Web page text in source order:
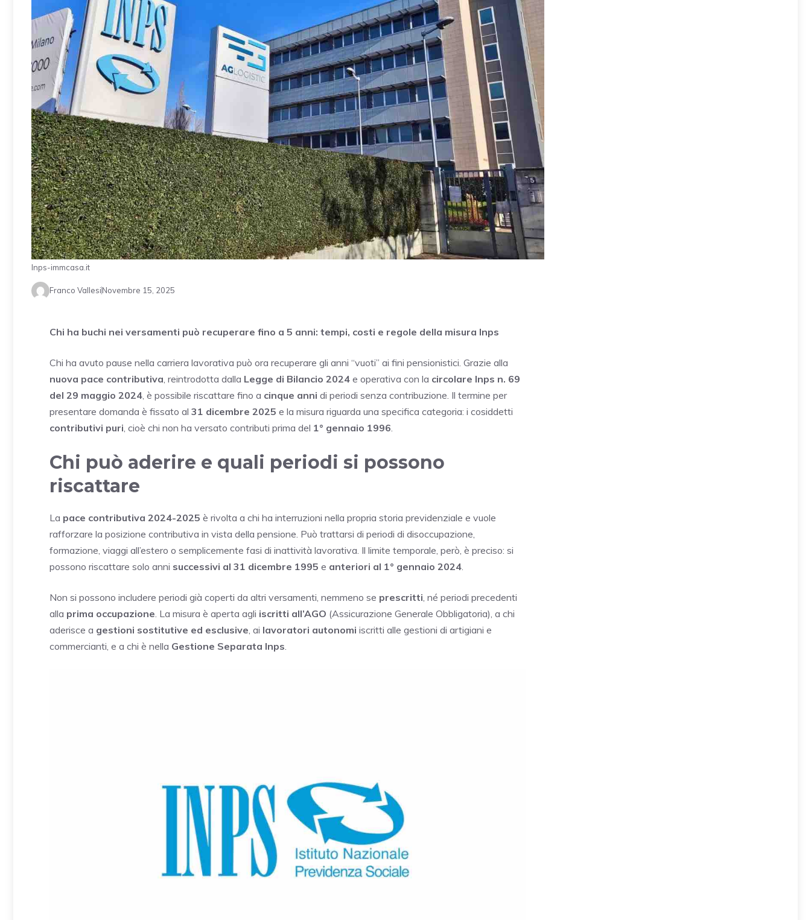
Inps-immcasa.it
Franco VallesiNovembre 15, 2025
Chi ha buchi nei versamenti può recuperare fino a 5 anni: tempi, costi e regole della misura Inps
Chi ha avuto pause nella carriera lavorativa può ora recuperare gli anni “vuoti” ai fini pensionistici. Grazie alla
nuova pace contributiva , reintrodotta dalla Legge di Bilancio 2024 e operativa con la circolare Inps n. 69
del 29 maggio 2024 , è possibile riscattare fino a cinque anni di periodi senza contribuzione. Il termine per
presentare domanda è fissato al 31 dicembre 2025 e la misura riguarda una specifica categoria: i cosiddetti
contributivi puri , cioè chi non ha versato contributi prima del 1° gennaio 1996
Chi può aderire e quali periodi si possono
riscattare
La pace contributiva 2024-2025 è rivolta a chi ha interruzioni nella propria storia previdenziale e vuole
rafforzare la posizione contributiva in vista della pensione. Può trattarsi di periodi di disoccupazione,
formazione, viaggi all’estero o semplicemente fasi di inattività lavorativa. Il limite temporale, però, è preciso: si
possono riscattare solo anni successivi al 31 dicembre 1995 e anteriori al 1° gennaio 2024
Non si possono includere periodi già coperti da altri versamenti, nemmeno se prescritti , né periodi precedenti
alla prima occupazione . La misura è aperta agli iscritti all’AGO (Assicurazione Generale Obbligatoria), a chi
aderisce a gestioni sostitutive ed esclusive , ai lavoratori autonomi iscritti alle gestioni di artigiani e
commercianti, e a chi è nella Gestione Separata Inps